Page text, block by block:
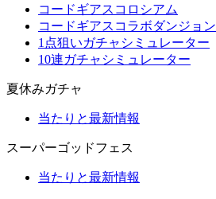
コードギアスコロシアム
コードギアスコラボダンジョン
1点狙いガチャシミュレーター
10連ガチャシミュレーター
夏休みガチャ
当たりと最新情報
スーパーゴッドフェス
当たりと最新情報